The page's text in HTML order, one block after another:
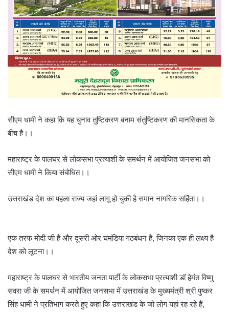
सीएम धामी ने कहा कि यह चुनाव तुष्टिकरण बनाम संतुष्टिकरण की मानसिकता के
बीच है।।
महाराष्ट्र के पालघर से लोकसभा प्रत्याशी के समर्थन में आयोजित जनसभा को
सीएम धामी ने किया संबोधित।।
उत्तराखंड देश का पहला राज्य जहां लागू हो चुकी है समान नागरिक सहिंता।।
एक तरफ मोदी जी हैं और दूसरी ओर घमंडिया गठबंधन है, जिनका एक ही लक्ष्य है
देश को लूटना।।
महाराष्ट्र के पालघर से भारतीय जनता पार्टी के लोकसभा प्रत्याशी डॉ हेमंत विष्णु
सवरा जी के समर्थन में आयोजित जनसभा में उत्तराखंड के मुख्यमंत्री श्री पुष्कर
सिंह धामी ने प्रतिभाग करते हुए कहा कि उत्तराखंड के जो लोग यहां रह रहे हैं,